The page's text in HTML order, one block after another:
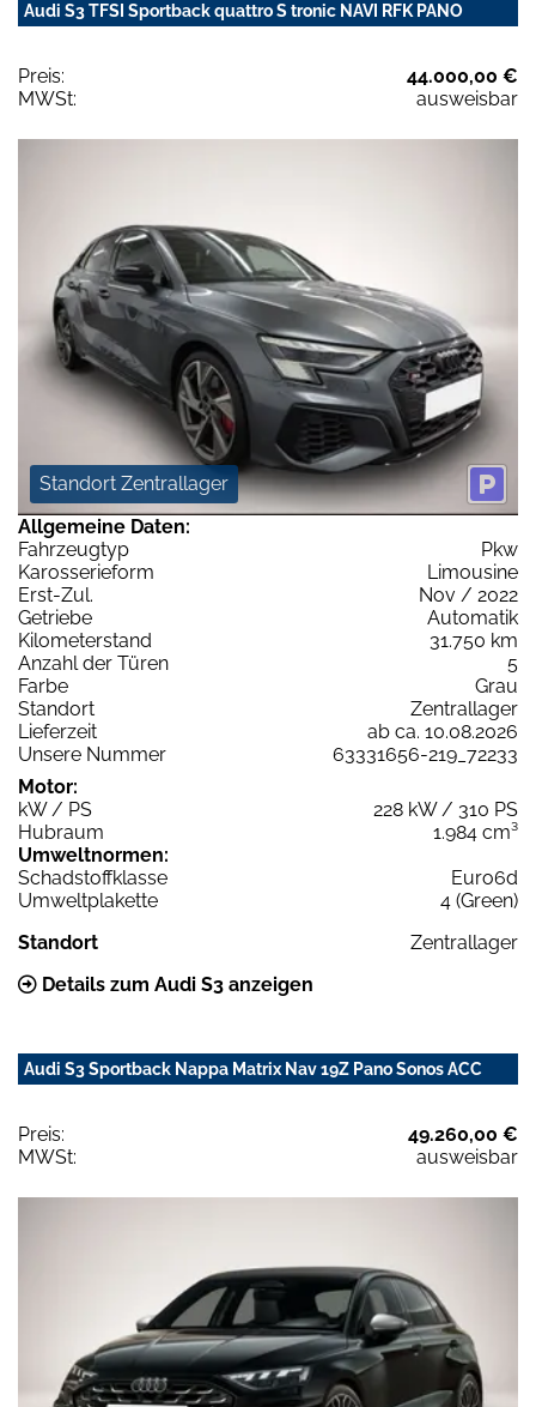
Audi S3 TFSI Sportback quattro S tronic NAVI RFK PANO
Preis:
44.000,00 €
MWSt:
ausweisbar
Standort Zentrallager
Allgemeine Daten:
Fahrzeugtyp
Pkw
Karosserieform
Limousine
Erst-Zul.
Nov / 2022
Getriebe
Automatik
Kilometerstand
31.750 km
Anzahl der Türen
5
Farbe
Grau
Standort
Zentrallager
Lieferzeit
ab ca. 10.08.2026
Unsere Nummer
63331656-219_72233
Motor:
kW / PS
228 kW / 310 PS
Hubraum
1.984 cm³
Umweltnormen:
Schadstoffklasse
Euro6d
Umweltplakette
4 (Green)
Standort
Zentrallager
Details zum Audi S3 anzeigen
Audi S3 Sportback Nappa Matrix Nav 19Z Pano Sonos ACC
Preis:
49.260,00 €
MWSt:
ausweisbar